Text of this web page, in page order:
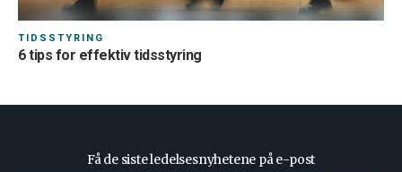
TIDSSTYRING
6 tips for effektiv tidsstyring
Få de siste ledelsesnyhetene på e-post